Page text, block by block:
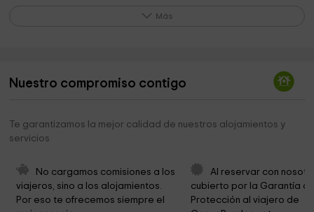
5,8 km
tomar una copa por la noche.
el monte mas alto de la isla desde donde se divisa toda la
panorámica de la misma.
Es Mercadal 8,0 km
Más
Nuestro compromiso contigo
Te garantizamos la mejor calidad de nuestros alojamientos y
servicios
No cargamos comisiones a los
viajeros, sino a los alojamientos.
Por eso te ofrecemos siempre el
Al reservar con
cubierto por la Garantía
Protección al viajero de